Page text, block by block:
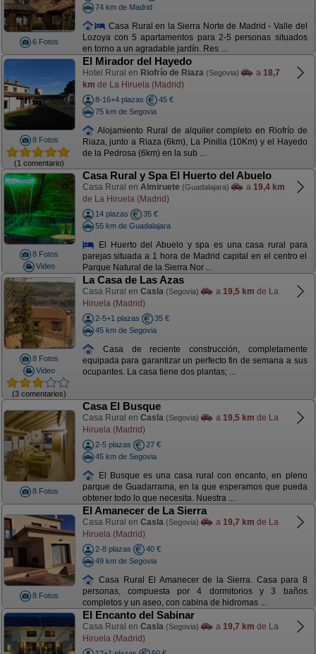
6 Fotos
74 km de Madrid
Casa Rural en la Sierra Norte de Madrid - Valle del
Lozoya con 5 apartamentos para 2-5 personas situados
en torno a un agradable jardín. Res ...
8 Fotos
(1 comentario)
El Mirador del Hayedo
Hotel Rural en Riofrío de Riaza (Segovia) a 18,7
km de La Hiruela (Madrid)
8-16+4 plazas
45 €
75 km de Segovia
Alojamiento Rural de alquiler completo en Riofrío de
Riaza, junto a Riaza (6km), La Pinilla (10Km) y el Hayedo
de la Pedrosa (6km) en la sub ...
8 Fotos
Video
Casa Rural y Spa El Huerto del Abuelo
Casa Rural en Almiruete (Guadalajara) a 19,4 km
de La Hiruela (Madrid)
14 plazas
35 €
55 km de Guadalajara
El Huerto del Abuelo y spa es una casa rural para
parejas situada a 1 hora de Madrid capital en el centro el
Parque Natural de la Sierra Nor ...
8 Fotos
Video
(3 comentarios)
La Casa de Las Azas
Casa Rural en Casla (Segovia) a 19,5 km de La
Hiruela (Madrid)
2-5+1 plazas
35 €
45 km de Segovia
Casa de reciente construcción, completamente
equipada para garantizar un perfecto fin de semana a sus
ocupantes. La casa tiene dos plantas; ...
8 Fotos
Casa El Busque
Casa Rural en Casla (Segovia) a 19,5 km de La
Hiruela (Madrid)
2-5 plazas
27 €
45 km de Segovia
El Busque es una casa rural con encanto, en pleno
parque de Guadarrama, en la que esperamos que pueda
obtener todo lo que necesita. Nuestra ...
8 Fotos
El Amanecer de La Sierra
Casa Rural en Casla (Segovia) a 19,7 km de La
Hiruela (Madrid)
2-8 plazas
40 €
49 km de Segovia
Casa Rural El Amanecer de la Sierra. Casa para 8
personas, compuesta por 4 dormitorios y 3 baños
completos y un aseo, con cabina de hidromas ...
El Encanto del Sabinar
Casa Rural en Casla (Segovia) a 19,7 km de La
Hiruela (Madrid)